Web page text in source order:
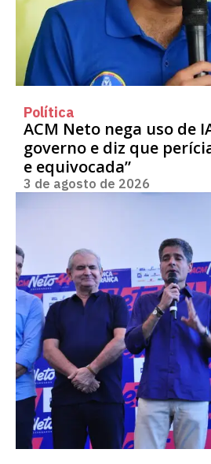
Política
ACM Neto nega uso de
governo e diz que
e equivocada”
3 de agosto de 2026